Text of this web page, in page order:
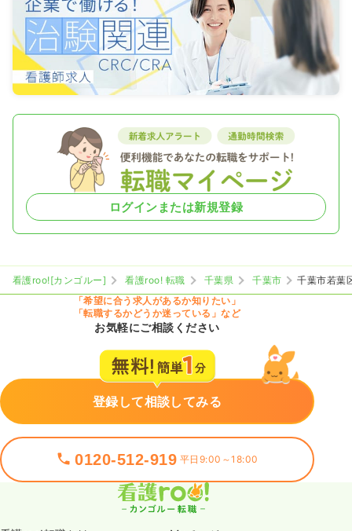
ログインまたは新規登録
看護roo![カンゴルー] 看護roo! 転職 千葉県 千葉市
千葉市若葉
「希望に合う求人があるか知りたい」
「転職するかどうか迷っている」など
お気軽にご相談ください
登録して相談してみる
0120-512-919 平日9:00～18:00